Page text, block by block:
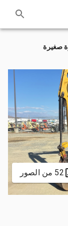
52 من الصور